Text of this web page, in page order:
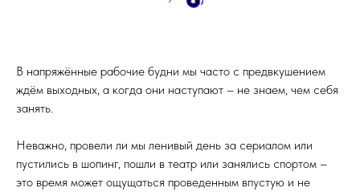
В напряжённые рабочие будни мы часто с предвкушением
ждём выходных, а когда они наступают – не знаем, чем себя
занять.
Неважно, провели ли мы ленивый день за сериалом или
пустились в шопинг, пошли в театр или занялись спортом –
это время может ощущаться проведенным впустую и не